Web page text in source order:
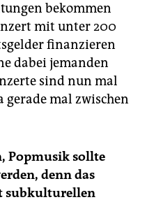
bekommen
mit unter 200
finanzieren
dabei jemanden
sind nun mal
gerade mal zwischen
Popmusik sollte
denn das
subkulturellen